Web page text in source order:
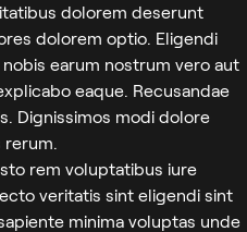
dolorem deserunt
dolorem optio. Eligendi
earum nostrum vero aut
eaque. Recusandae
Dignissimos modi dolore
rerum.
rem voluptatibus iure
veritatis sint eligendi sint
minima voluptas unde